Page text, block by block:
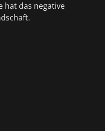
hat das negative